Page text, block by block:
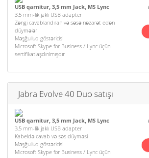
USB qarnitur, 3,5 mm Jack, MS Lync
3,5 mm-lik jaklı USB adapter
Zəngi cavablandıran və səsə nəzarət edən
düymələr
Məşğulluq göstəricisi
Microsoft Skype for Business / Lync üçün
sertifikatlaşdırılmışdır
Jabra Evolve 40 Duo satışı
USB qarnitur, 3,5 mm Jack, MS Lync
3,5 mm-lik jaklı USB adapter
Kabeldə cavab və səs düyməsi
Məşğulluq göstəricisi
Microsoft Skype for Business / Lync üçün